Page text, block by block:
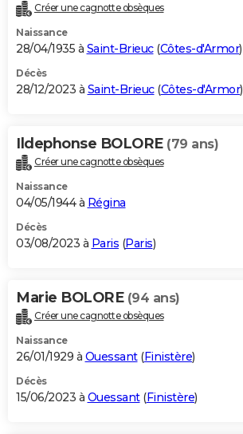
Créer une cagnotte obsèques
Naissance
28/04/1935 à Saint-Brieuc(Côtes-d'Armor)
Décès
28/12/2023 à Saint-Brieuc(Côtes-d'Armor)
Ildephonse BOLORE (79 ans)
Créer une cagnotte obsèques
Naissance
04/05/1944 à Régina
Décès
03/08/2023 à Paris (Paris)
Marie BOLORE (94 ans)
Créer une cagnotte obsèques
Naissance
26/01/1929 à Ouessant(Finistère)
Décès
15/06/2023 à Ouessant(Finistère)